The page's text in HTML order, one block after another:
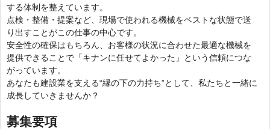
する体制を整えています。
点検・整備・提案など、現場で使われる機械をベストな状態で送
り出すことがこの仕事の中心です。
安全性の確保はもちろん、お客様の状況に合わせた最適な機械を
提供できることで「キナンに任せてよかった」という信頼につな
がっています。
あなたも建設業を支える“縁の下の力持ち”として、私たちと一緒に
成長していきませんか？
募集要項